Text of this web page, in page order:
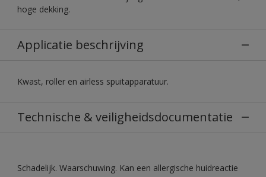
hoge dekking.
Applicatie beschrijving
Kwast, roller en airless spuitapparatuur.
Technische & veiligheidsdocumentatie
Schadelijk. Waarschuwing. Kan een allergische huidreactie